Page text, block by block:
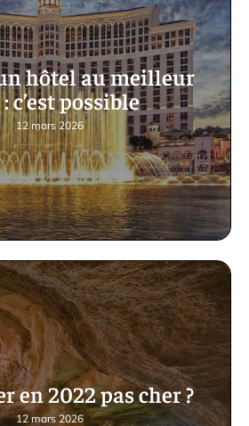
hôtel au meilleur
c’est possible
12 mars 2026
en 2022 pas cher ?
12 mars 2026